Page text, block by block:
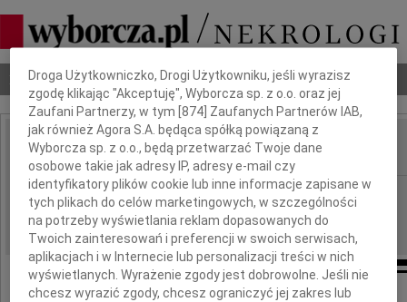
Nekrologi Odeszli Poradnik pogrzebowy
IMIĘ I NAZWISKO:
REGION: Gdańsk
DATA EMISJI: 29.12.2010
Dbamy o Twoją prywatność
Droga Użytkowniczko, Drogi Użytkowniku, jeśli wyrazisz
zgodę klikając "Akceptuję", Wyborcza sp. z o.o. oraz jej
Zaufani Partnerzy, w tym [874] Zaufanych Partnerów IAB,
jak również Agora S.A. będąca spółką powiązaną z
Wyborcza sp. z o.o., będą przetwarzać Twoje dane
osobowe takie jak adresy IP, adresy e-mail czy
identyfikatory plików cookie lub inne informacje zapisane w
tych plikach do celów marketingowych, w szczególności
na potrzeby wyświetlania reklam dopasowanych do
Twoich zainteresowań i preferencji w swoich serwisach,
aplikacjach i w Internecie lub personalizacji treści w nich
wyświetlanych. Wyrażenie zgody jest dobrowolne. Jeśli nie
chcesz wyrazić zgody, chcesz ograniczyć jej zakres lub